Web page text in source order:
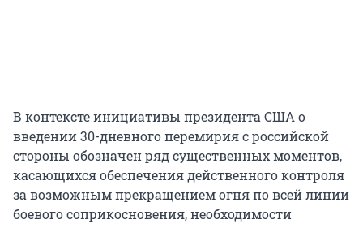
В контексте инициативы президента США о
введении 30-дневного перемирия с российской
стороны обозначен ряд существенных моментов,
касающихся обеспечения действенного контроля
за возможным прекращением огня по всей линии
боевого соприкосновения, необходимости